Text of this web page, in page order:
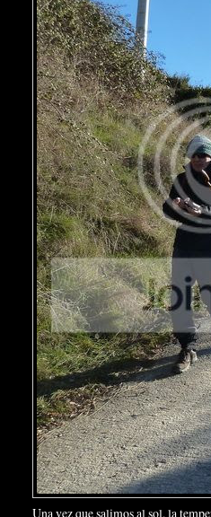
Una vez que salimos al sol, la